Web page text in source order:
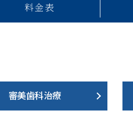
料金表
審美歯科治療